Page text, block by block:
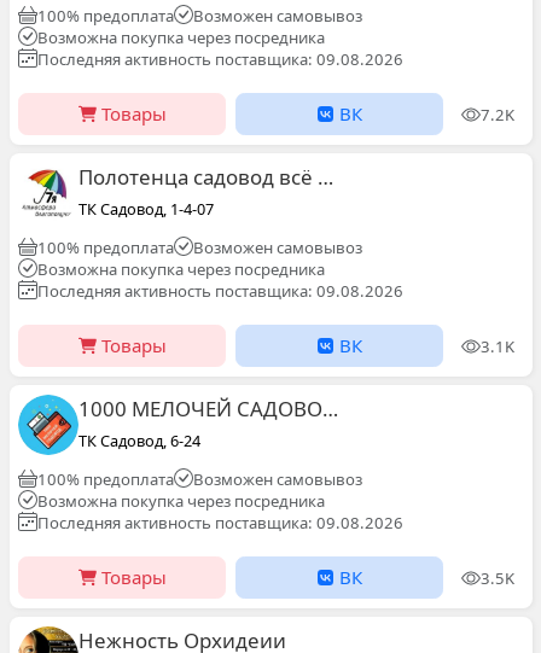
100% предоплата
Возможен самовывоз
Возможна покупка через посредника
Последняя активность поставщика: 09.08.2026
Товары ВК 7.2K
Полотенца садовод всё по карману ТЦ 1_4_07 к.А
ТК Садовод, 1-4-07
100% предоплата
Возможен самовывоз
Возможна покупка через посредника
Последняя активность поставщика: 09.08.2026
Товары ВК 3.1K
1000 МЕЛОЧЕЙ САДОВОД 13-49
ТК Садовод, 6-24
100% предоплата
Возможен самовывоз
Возможна покупка через посредника
Последняя активность поставщика: 09.08.2026
Товары ВК 3.5K
Нежность Орхидеии